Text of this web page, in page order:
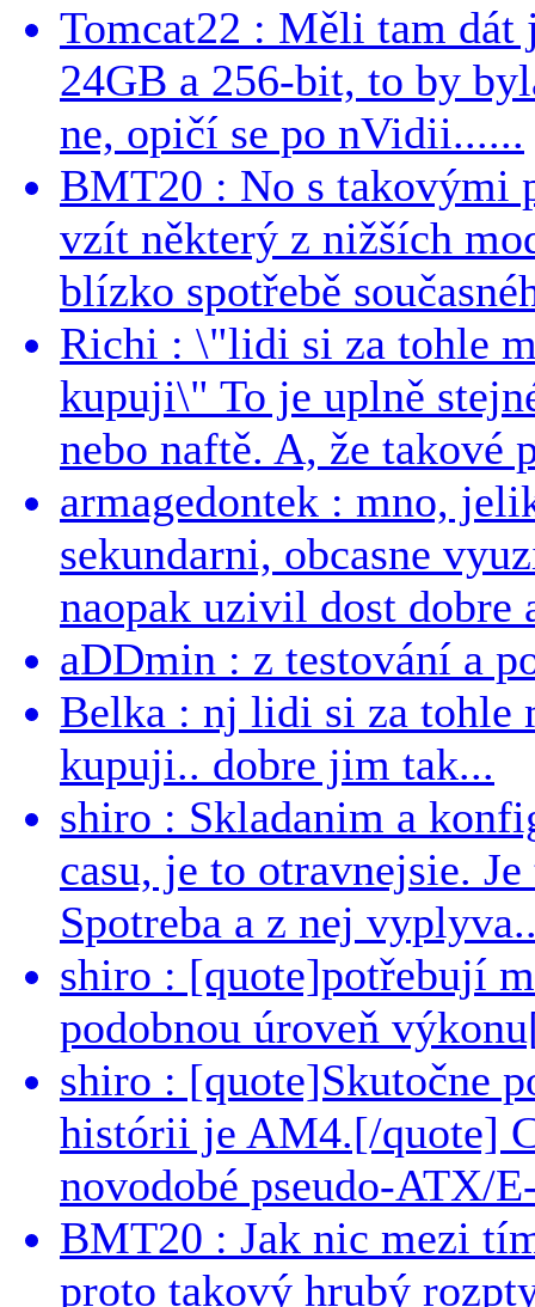
Tomcat22 : Měli tam dát
24GB a 256-bit, to by
ne, opičí se po nVidii......
BMT20 : No s takovými
vzít některý z nižších
blízko spotřebě
Richi : \"lidi si za tohle
kupuji\" To je uplně
nebo naftě. A, že takové
armagedontek : mno,
sekundarni, obcasne
naopak uzivil dost dobre
aDDmin : z testování a
Belka : nj lidi si za tohle
kupuji.. dobre jim tak...
shiro : Skladanim a
casu, je to otravnejsie.
Spotreba a z nej
shiro : [quote]potřebují
podobnou úroveň
shiro : [quote]Skutočne
histórii je AM4.[/quote]
novodobé pseudo-ATX/
BMT20 : Jak nic mezi
proto takový hrubý